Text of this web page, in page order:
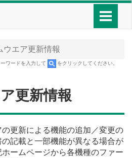
ウエア更新情報
ワードを入力して をクリックしてください。
更新情報
更新による機能の追加／変更の
記載と一部機能が異なる場合が
ームページから各機種のファー